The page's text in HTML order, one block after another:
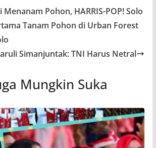
Pohon, HARRIS-POP! Solo
Tanam Pohon di Urban Forest
Simanjuntak: TNI Harus Netral
Mungkin Suka